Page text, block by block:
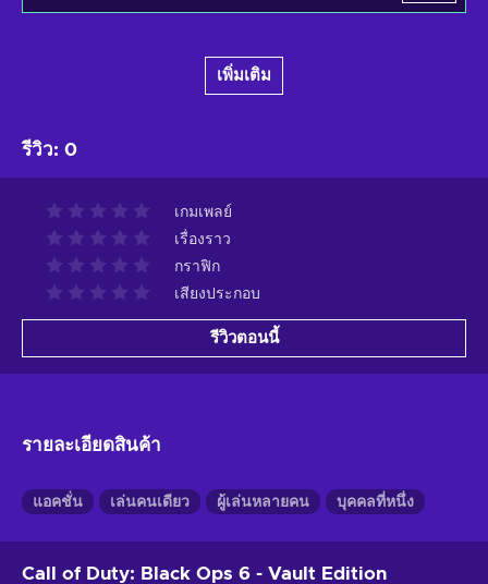
เพิ่มเติม
รีวิว: 0
เกมเพลย์
เรื่องราว
กราฟิก
เสียงประกอบ
รีวิวตอนนี้
รายละเอียดสินค้า
แอคชั่น เล่นคนเดียว ผู้เล่นหลายคน บุคคลที่หนึ่ง
Call of Duty: Black Ops 6 - Vault Edition